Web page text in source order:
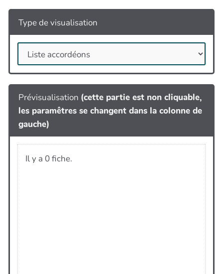
Type de visualisation
Prévisualisation (cette partie est non cliquable,
les paramêtres se changent dans la colonne de
gauche)